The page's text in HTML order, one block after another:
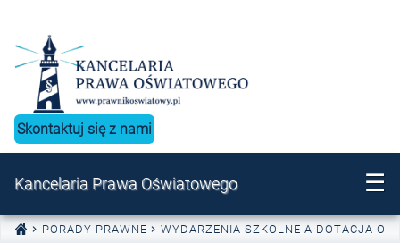
Skontaktuj się z nami
Kancelaria Prawa Oświatowego ☰
PORADY PRAWNE WYDARZENIA SZKOLNE A DOTACJA